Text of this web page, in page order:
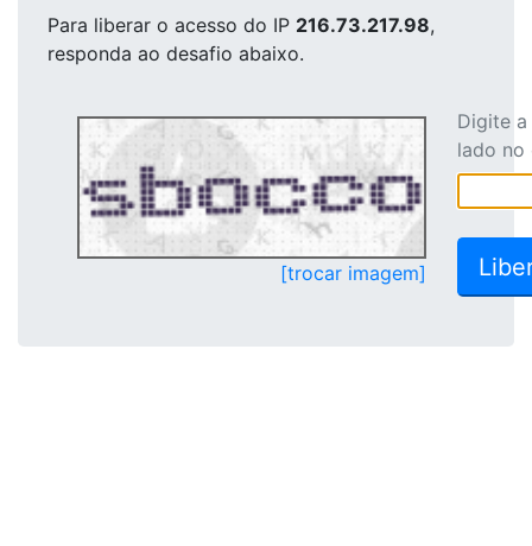
Para liberar o acesso do IP 216.73.217.98,
responda ao desafio abaixo.
[trocar imagem]
Digite
lado no